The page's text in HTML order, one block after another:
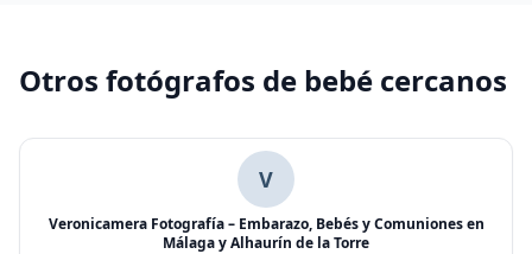
Otros fotógrafos de bebé cercanos
V
Veronicamera Fotografía – Embarazo, Bebés y Comuniones en
Málaga y Alhaurín de la Torre